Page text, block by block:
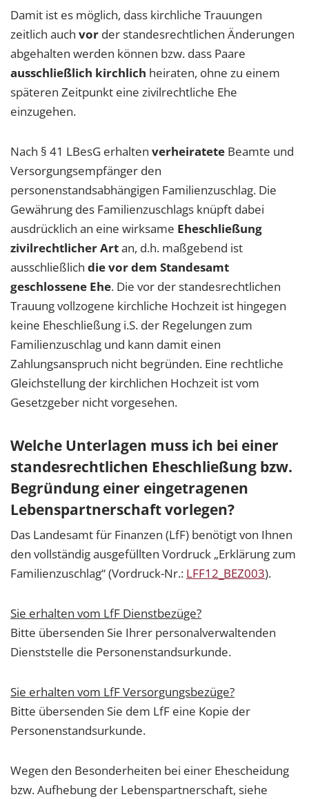
Damit ist es möglich, dass kirchliche Trauungen
zeitlich auch vor der standesrechtlichen Änderungen
abgehalten werden können bzw. dass Paare
ausschließlich kirchlich heiraten, ohne zu einem
späteren Zeitpunkt eine zivilrechtliche Ehe
einzugehen.
Nach § 41 LBesG erhalten verheiratete Beamte und
Versorgungsempfänger den
personenstandsabhängigen Familienzuschlag. Die
Gewährung des Familienzuschlags knüpft dabei
ausdrücklich an eine wirksame Eheschließung
zivilrechtlicher Artan, d.h. maßgebend ist
ausschließlich die vor dem Standesamt
geschlossene Ehe. Die vor der standesrechtlichen
Trauung vollzogene kirchliche Hochzeit ist hingegen
keine Eheschließung i.S. der Regelungen zum
Familienzuschlag und kann damit einen
Zahlungsanspruch nicht begründen. Eine rechtliche
Gleichstellung der kirchlichen Hochzeit ist vom
Gesetzgeber nicht vorgesehen.
Welche Unterlagen muss ich bei einer
standesrechtlichen Eheschließung bzw.
Begründung einer eingetragenen
Lebenspartnerschaft vorlegen?
Das Landesamt für Finanzen (LfF) benötigt von Ihnen
den vollständig ausgefüllten Vordruck „Erklärung zum
Familienzuschlag“ (Vordruck-Nr.: LFF12_BEZ003).
Sie erhalten vom LfF Dienstbezüge?
Bitte übersenden Sie Ihrer personalverwaltenden
Dienststelle die Personenstandsurkunde.
Sie erhalten vom LfF Versorgungsbezüge?
Bitte übersenden Sie dem LfF eine Kopie der
Personenstandsurkunde.
Wegen den Besonderheiten bei einer Ehescheidung
bzw. Aufhebung der Lebenspartnerschaft, siehe